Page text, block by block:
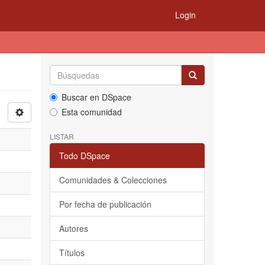
Login
Buscar en DSpace
Esta comunidad
LISTAR
Todo DSpace
Comunidades & Colecciones
Por fecha de publicación
Autores
Títulos